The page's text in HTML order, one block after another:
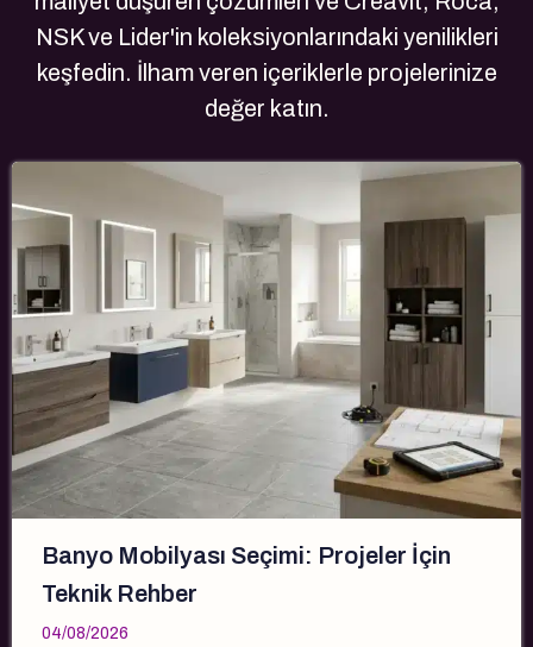
NSK ve Lider'in koleksiyonlarındaki yenilikleri
keşfedin. İlham veren içeriklerle projelerinize
değer katın.
Banyo Mobilyası Seçimi: Projeler İçin
Teknik Rehber
04/08/2026